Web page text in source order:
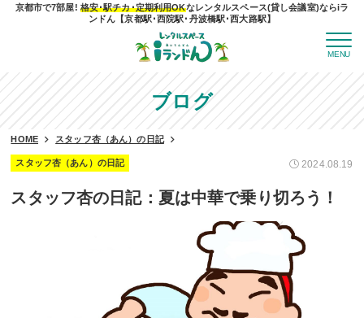
京都市で7部屋! 格安･駅チカ･定期利用OKなレンタルスペース(貸し会議室)ならiラ
ンドん【京都駅･西院駅･丹波橋駅･西大路駅】
ブログ
MENU
HOME スタッフ杏（あん）の日記
スタッフ杏（あん）の日記 2024.08.19
スタッフ杏の日記：夏は中華で乗り切ろう！